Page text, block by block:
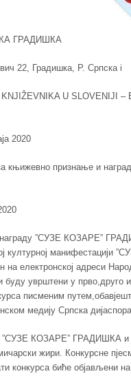
ГРАДИШКА
22, Градишка, Р. Српска i
U SLOVENIJI
2020
књижевно признање и
”СУЗЕ КОЗАРЕ”
културној
на електронској адреси
буду уврштени у прво,друго
писменим
медију Српска
”СУЗЕ КОЗАРЕ” ГРАДИШКА
жири. Конкурсне
конкурса биће објављени на